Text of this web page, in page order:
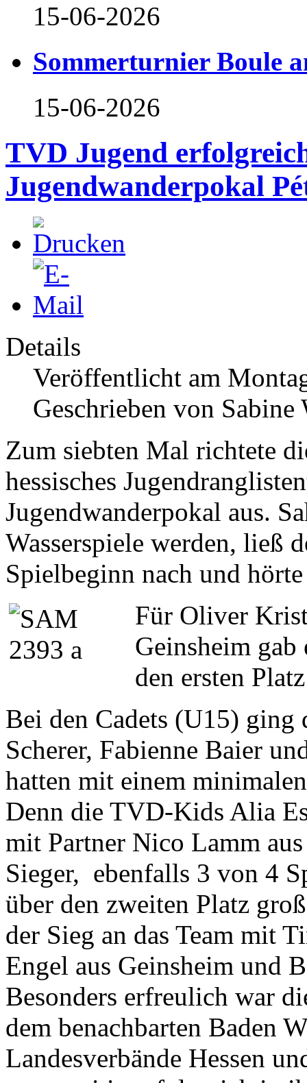
15-06-2026
Sommerturnier Boule
15-06-2026
TVD Jugend
Jugendwanderpokal
Details
Veröffentlicht am
Geschrieben von Sabine
Zum siebten Mal richtete
hessisches
Jugendwanderpokal aus.
Wasserspiele werden, ließ
Spielbeginn nach und
Für Oliver
Geinsheim
den ersten
Bei den Cadets (U15) ging
Scherer, Fabienne Baier
hatten mit einem
Denn die TVD-Kids Alia
mit Partner Nico Lamm
Sieger, ebenfalls 3 von 4
über den zweiten Platz
der Sieg an das Team mit
Engel aus Geinsheim und
Besonders erfreulich war
dem benachbarten Baden
Landesverbände Hessen